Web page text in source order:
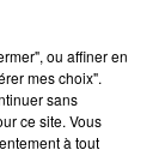
balade
ou affiner en
mes choix".
sans
ce site. Vous
à tout